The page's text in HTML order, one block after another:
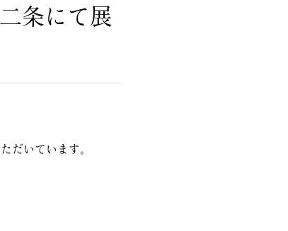
条にて展
だいています。